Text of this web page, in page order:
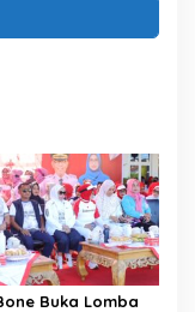
Buka Lomba